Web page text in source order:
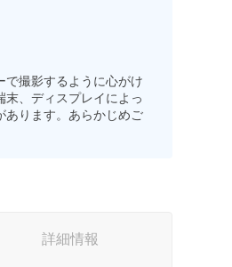
で撮影するように心がけ
末、ディスプレイによっ
あります。あらかじめご
詳細情報